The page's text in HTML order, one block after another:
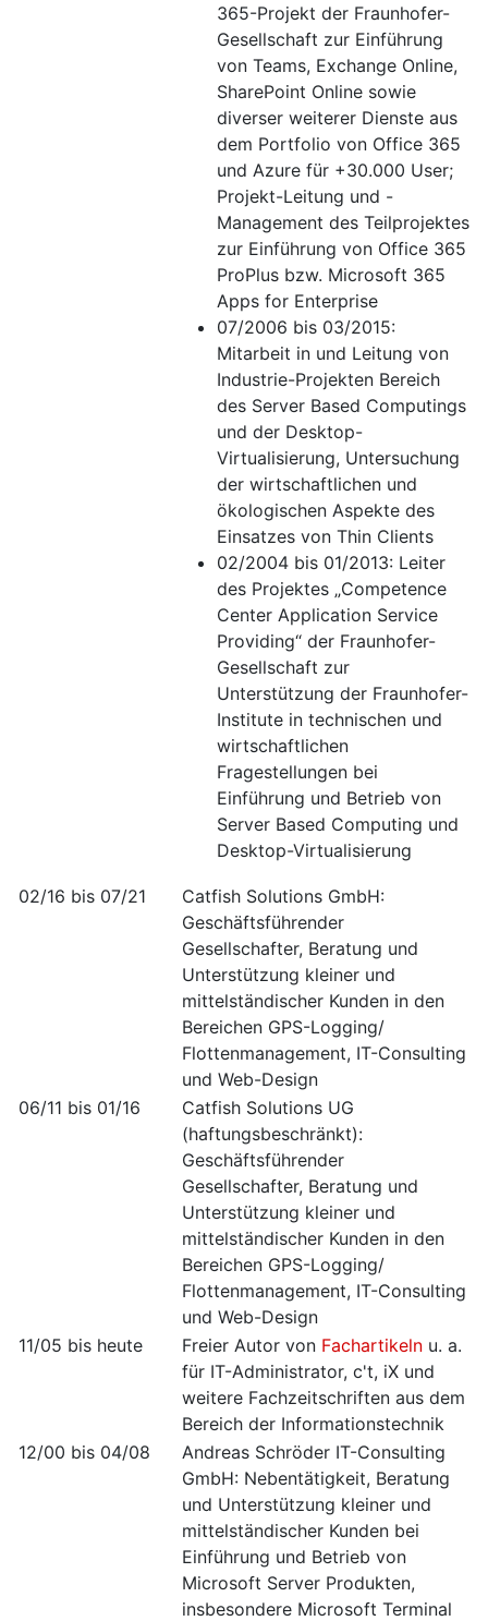
365-Projekt der Fraunhofer-
Gesellschaft zur Einführung
von Teams, Exchange Online,
SharePoint Online sowie
diverser weiterer Dienste aus
dem Portfolio von Office 365
und Azure für +30.000 User;
Projekt-Leitung und -
Management des Teilprojektes
zur Einführung von Office 365
ProPlus bzw. Microsoft 365
Apps for Enterprise
07/2006 bis 03/2015:
Mitarbeit in und Leitung von
Industrie-Projekten Bereich
des Server Based Computings
und der Desktop-
Virtualisierung, Untersuchung
der wirtschaftlichen und
ökologischen Aspekte des
Einsatzes von Thin Clients
02/2004 bis 01/2013: Leiter
des Projektes „Competence
Center Application Service
Providing“ der Fraunhofer-
Gesellschaft zur
Unterstützung der Fraunhofer-
Institute in technischen und
wirtschaftlichen
Fragestellungen bei
Einführung und Betrieb von
Server Based Computing und
Desktop-Virtualisierung
02/16 bis 07/21
Catfish Solutions GmbH:
Geschäftsführender
Gesellschafter, Beratung und
Unterstützung kleiner und
mittelständischer Kunden in den
Bereichen GPS-Logging/
Flottenmanagement, IT-Consulting
und Web-Design
06/11 bis 01/16
Catfish Solutions UG
(haftungsbeschränkt):
Geschäftsführender
Gesellschafter, Beratung und
Unterstützung kleiner und
mittelständischer Kunden in den
Bereichen GPS-Logging/
Flottenmanagement, IT-Consulting
und Web-Design
11/05 bis heute
Freier Autor von Fachartikeln u. a.
für IT-Administrator, c't, iX und
weitere Fachzeitschriften aus dem
Bereich der Informationstechnik
12/00 bis 04/08
Andreas Schröder IT-Consulting
GmbH: Nebentätigkeit, Beratung
und Unterstützung kleiner und
mittelständischer Kunden bei
Einführung und Betrieb von
Microsoft Server Produkten,
insbesondere Microsoft Terminal